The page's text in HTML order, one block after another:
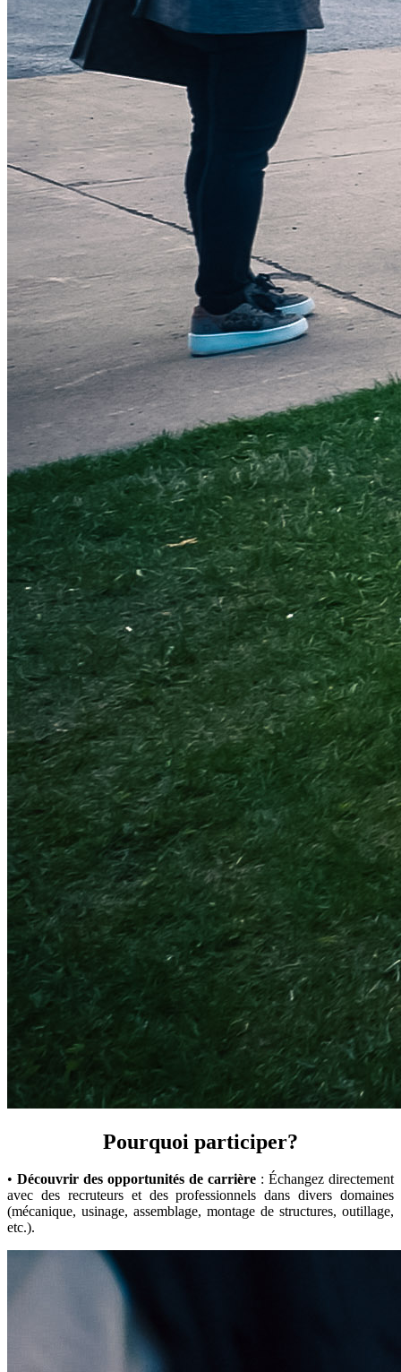
Pourquoi participer?
• Découvrir des opportunités de carrière : Échangez directement
avec des recruteurs et des professionnels dans divers domaines
(mécanique, usinage, assemblage, montage de structures, outillage,
etc.).